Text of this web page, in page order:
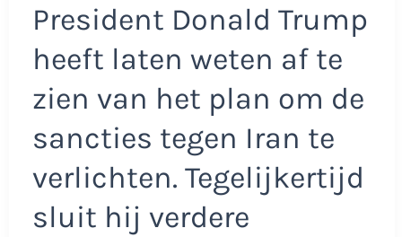
President Donald Trump
heeft laten weten af te
zien van het plan om de
sancties tegen Iran te
verlichten. Tegelijkertijd
sluit hij verdere